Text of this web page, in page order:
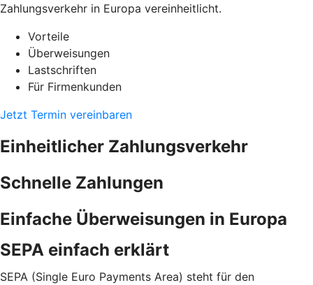
Zahlungsverkehr in Europa vereinheitlicht.
Vorteile
Überweisungen
Lastschriften
Für Firmenkunden
Jetzt Termin vereinbaren
Einheitlicher Zahlungsverkehr
Schnelle Zahlungen
Einfache Überweisungen in Europa
SEPA einfach erklärt
SEPA (Single Euro Payments Area) steht für den